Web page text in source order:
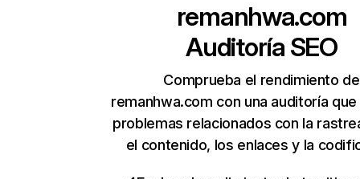
remanhwa.com
Auditoría SEO
Comprueba el rendimiento de
remanhwa.com con una auditoría
problemas relacionados con la
el contenido, los enlaces y la